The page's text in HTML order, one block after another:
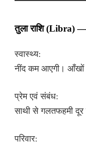
तुला राशि (Libra) —
स्वास्थ्य:
नींद कम आएगी। आँखों
प्रेम एवं संबंध:
साथी से गलतफहमी दूर
परिवार: